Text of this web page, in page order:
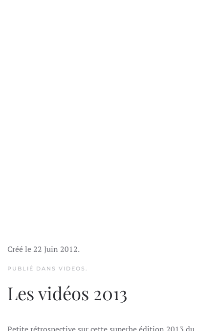
Créé le 22 Juin 2012.
PUBLIÉ DANS VIDEOS .
Les vidéos 2013